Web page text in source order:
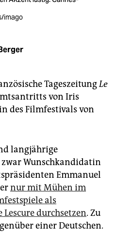
imago
TageszeitungLe
von Iris
des Filmfestivals von
langjährige
Wunschkandidatin
Emmanuel
nur mit Mühen im
als
durchsetzen. Zu
einer Deutschen.